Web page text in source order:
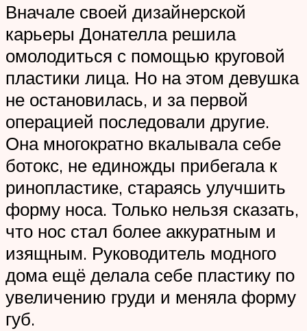
Вначале своей дизайнерской
карьеры Донателла решила
омолодиться с помощью круговой
пластики лица. Но на этом девушка
не остановилась, и за первой
операцией последовали другие.
Она многократно вкалывала себе
ботокс, не единожды прибегала к
ринопластике, стараясь улучшить
форму носа. Только нельзя сказать,
что нос стал более аккуратным и
изящным. Руководитель модного
дома ещё делала себе пластику по
увеличению груди и меняла форму
губ.